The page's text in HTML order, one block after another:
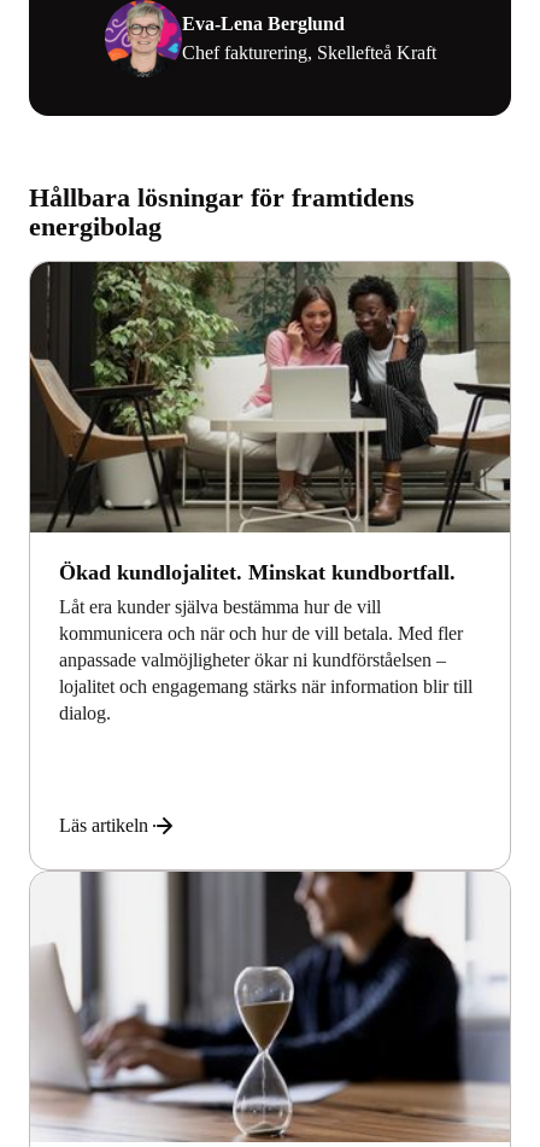
Eva-Lena Berglund
Chef fakturering, Skellefteå Kraft
Hållbara lösningar för framtidens
energibolag
Ökad kundlojalitet. Minskat kundbortfall.
Låt era kunder själva bestämma hur de vill
kommunicera och när och hur de vill betala. Med fler
anpassade valmöjligheter ökar ni kundförståelsen –
lojalitet och engagemang stärks när information blir till
dialog.
Läs artikeln